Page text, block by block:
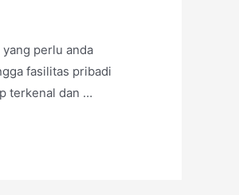
perlu anda
fasilitas pribadi
terkenal dan …